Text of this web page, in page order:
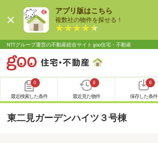
アプリ版はこちら
複数社の物件を探せる！
NTTグループ運営の不動産総合サイト goo住宅・不動産
0
最近検索した条件
0
最近見た物件
0
保存した条件
東二見ガーデンハイツ３号棟